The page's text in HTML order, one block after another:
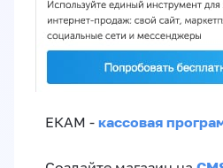
ЕКАМ - кассовая